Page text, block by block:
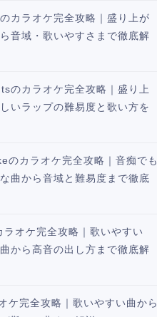
カラオケ完全攻略｜盛り上が
音域・歌いやすさまで徹底解
のカラオケ完全攻略｜盛り上
いラップの難易度と歌い方を
のカラオケ完全攻略｜音痴でも
曲から音域と難易度まで徹底
ラオケ完全攻略｜歌いやすい
から高音の出し方まで徹底解
ケ完全攻略｜歌いやすい曲から